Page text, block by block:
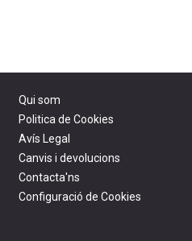
Qui som
Politica de Cookies
Avís Legal
Canvis i devolucions
Contacta'ns
Configuració de Cookies